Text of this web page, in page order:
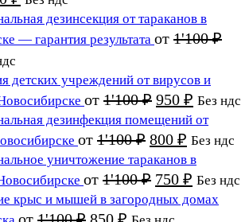
1'100 ₽.
₽.
цена:
800 ₽.
дезинсекция от тараканов в
— гарантия результата от 1'100₽
детских учреждений от вирусов и
от 1'100₽
цена
составляла
1'100 ₽.
950 ₽
цена:
950 ₽.
Без ндс
дезинфекция помещений от
от 1'100₽
цена
составляла
1'100 ₽.
800 ₽ Текущая
цена:
800 ₽.
Без ндс
уничтожение тараканов в
от 1'100₽
цена
750 ₽ Текущая
цена:
Без ндс
крыс и мышей в загородных домах
Первоначальная
Текущая